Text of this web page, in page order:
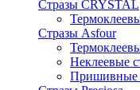
Стразы CRYSTAL
Стразы Asfour
Неклеевые
Пришивные